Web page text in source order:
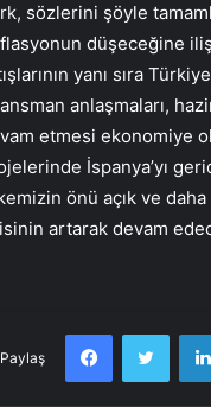
sözlerini şöyle
düşeceğine
yanı sıra
anlaşmaları,
etmesi ekonomiye
İspanya’yı
önü açık ve
artarak devam
Paylaş
Facebook